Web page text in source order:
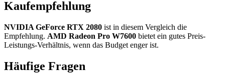
Kaufempfehlung
NVIDIA GeForce RTX 2080 ist in diesem Vergleich die
Empfehlung. AMD Radeon Pro W7600 bietet ein gutes Preis-
Leistungs-Verhältnis, wenn das Budget enger ist.
Häufige Fragen